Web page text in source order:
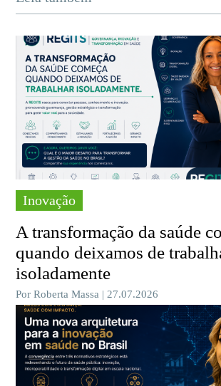
Inovação
A transformação da saúde
quando deixamos de
isoladamente
Por Roberta Massa | 27.07.2026